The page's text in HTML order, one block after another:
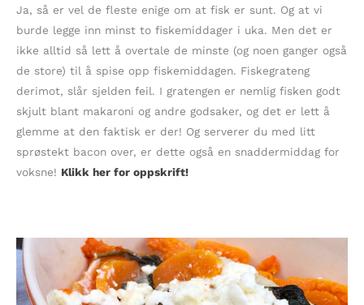
Ja, så er vel de fleste enige om at fisk er sunt. Og at vi
burde legge inn minst to fiskemiddager i uka. Men det er
ikke alltid så lett å overtale de minste (og noen ganger også
de store) til å spise opp fiskemiddagen. Fiskegrateng
derimot, slår sjelden feil. I gratengen er nemlig fisken godt
skjult blant makaroni og andre godsaker, og det er lett å
glemme at den faktisk er der! Og serverer du med litt
sprøstekt bacon over, er dette også en snaddermiddag for
voksne! Klikk her for oppskrift!